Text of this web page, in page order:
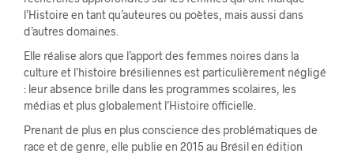
l’Histoire en tant qu’auteures ou poètes, mais aussi dans
d’autres domaines.
Elle réalise alors que l’apport des femmes noires dans la
culture et l’histoire brésiliennes est particulièrement négligé
: leur absence brille dans les programmes scolaires, les
médias et plus globalement l’Histoire officielle.
Prenant de plus en plus conscience des problématiques de
race et de genre, elle publie en 2015 au Brésil en édition